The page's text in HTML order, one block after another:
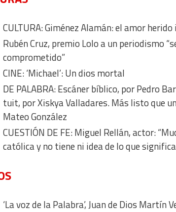
CULTURA: Giménez Alamán: el amor
Rubén Cruz, premio Lolo a un periodismo
comprometido”
CINE: ‘Michael’: Un dios mortal
DE PALABRA: Escáner bíblico, por Pedro
tuit, por Xiskya Valladares. Más listo que
Mateo González
CUESTIÓN DE FE: Miguel Rellán, actor:
católica y no tiene ni idea de lo que
‘La voz de la Palabra’, Juan de Dios Martín